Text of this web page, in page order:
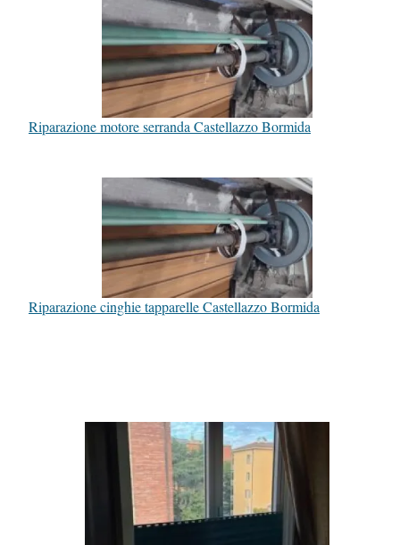
Riparazione motore serranda Castellazzo Bormida
Riparazione cinghie tapparelle Castellazzo Bormida